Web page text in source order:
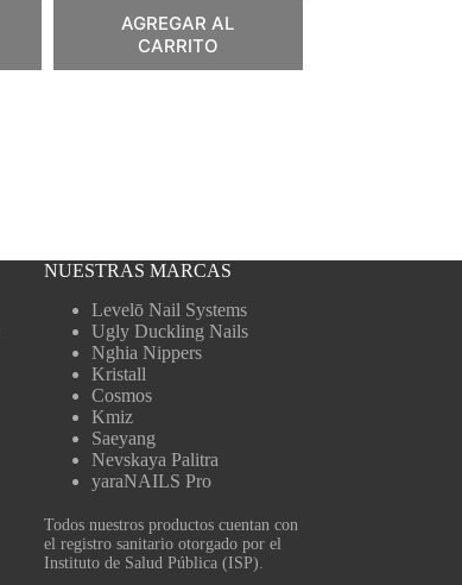
AGREGAR AL
CARRITO
NUESTRAS MARCAS
Levelō Nail Systems
Ugly Duckling Nails
Nghia Nippers
Kristall
Cosmos
Kmiz
Saeyang
Nevskaya Palitra
yaraNAILS Pro
Todos nuestros productos cuentan con
el registro sanitario otorgado por el
Instituto de Salud Pública (ISP).